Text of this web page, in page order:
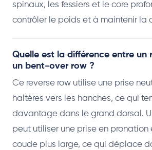
spinaux, les fessiers et le core
contrôler le poids et à maintenir la
Quelle est la différence entre un
un bent-over row ?
Ce reverse row utilise une prise
haltères vers les hanches, ce qui
davantage dans le grand dorsal.
peut utiliser une prise en pronation
coude plus large, ce qui déplace